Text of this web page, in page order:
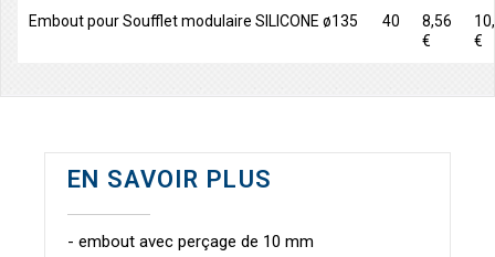
Embout pour Soufflet modulaire SILICONE ø135 40
8,56
€
€
EN SAVOIR PLUS
- embout avec perçage de 10 mm